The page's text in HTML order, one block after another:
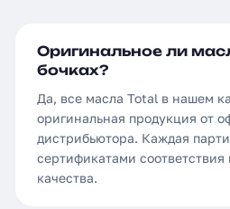
Оригинальное ли
бочках?
Да, все масла Total в нашем
оригинальная продукция от
дистрибьютора. Каждая
сертификатами соответствия
качества.